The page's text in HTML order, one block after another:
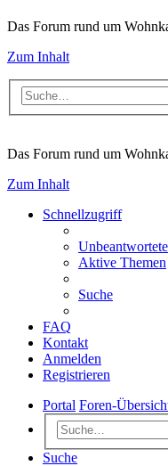
Das Forum rund um
Zum Inhalt
Das Forum rund um
Zum Inhalt
Schnellzugriff
Aktive Themen
Suche
FAQ
Kontakt
Anmelden
Registrieren
Portal Foren-
Suche